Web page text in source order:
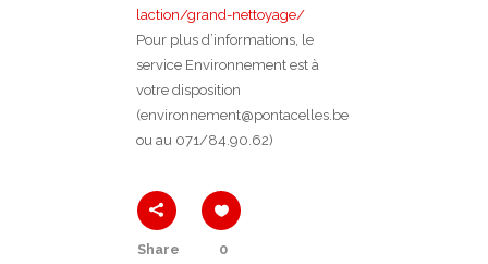
laction/grand-nettoyage/
Pour plus d’informations, le
service Environnement est à
votre disposition
(environnement@pontacelles.be
ou au 071/84.90.62)
Share 0